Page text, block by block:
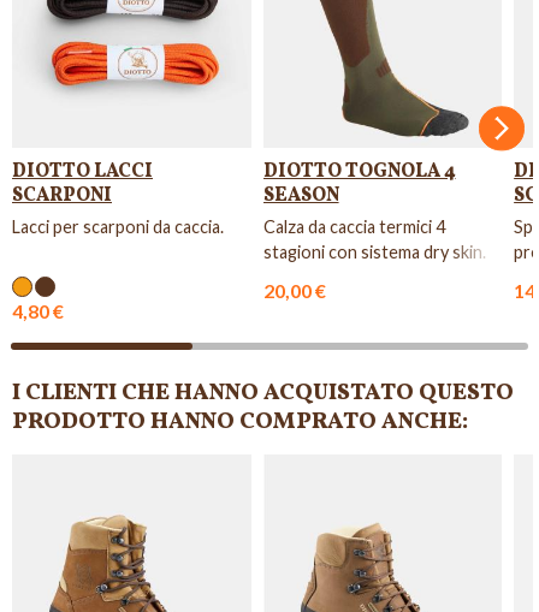
DIOTTO LACCI
SCARPONI
Lacci per scarponi da caccia.
4,80 €
DIOTTO TOGNOLA 4
SEASON
Calza da caccia termici 4
stagioni con sistema dry skin.
20,00 €
I CLIENTI CHE HANNO ACQUISTATO QUESTO
PRODOTTO HANNO COMPRATO ANCHE: